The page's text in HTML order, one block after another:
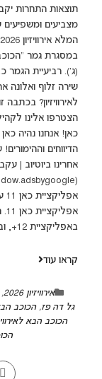
תוצאות התחרות
מצביעים ומשפיעים
(ג'). רביעיית הגמר
שירה זלוף ואלונה
לאירוויזיון?
הצטרפו אלינו
כאן! אנחנו נהיה
הדיווחים
אחרינו ביוטיוב |
באפליקציית 12+, ובנוסף לא ניתן להצביע בעזרת סמסים. שימו...
קראו עוד
אירוויזיון 2026
גל דה פז,הכוכב הבא 2026 -
הכוכב הבא